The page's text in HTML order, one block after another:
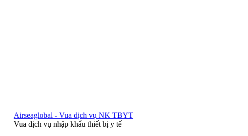
Airseaglobal - Vua dịch vụ NK TBYT
Vua dịch vụ nhập khẩu thiết bị y tế